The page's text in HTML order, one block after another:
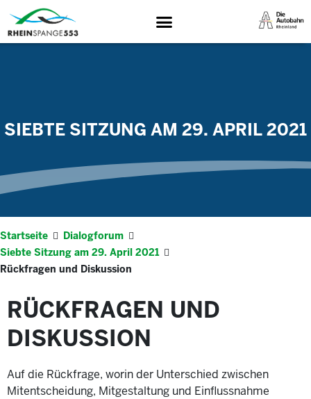
SIEBTE SITZUNG AM 29. APRIL 2021
Startseite
Dialogforum
Siebte Sitzung am 29. April 2021
Rückfragen und Diskussion
RÜCKFRAGEN UND
DISKUSSION
Auf die Rückfrage, worin der Unterschied zwischen
Mitentscheidung, Mitgestaltung und Einflussnahme